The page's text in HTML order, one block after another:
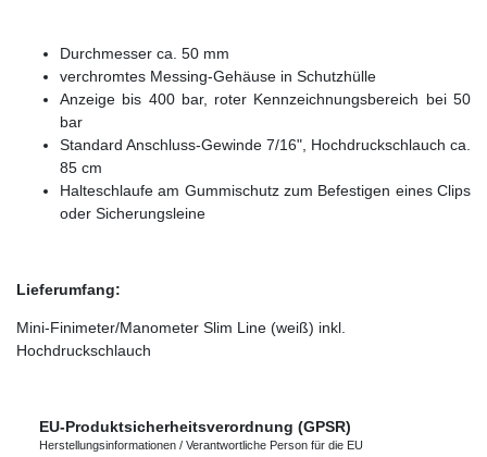
Durchmesser ca. 50 mm
verchromtes Messing-Gehäuse in Schutzhülle
Anzeige bis 400 bar, roter Kennzeichnungsbereich bei 50
bar
Standard Anschluss-Gewinde 7/16", Hochdruckschlauch ca.
85 cm
Halteschlaufe am Gummischutz zum Befestigen eines Clips
oder Sicherungsleine
Lieferumfang:
Mini-Finimeter/Manometer Slim Line (weiß) inkl.
Hochdruckschlauch
EU-Produktsicherheitsverordnung (GPSR)
Herstellungsinformationen / Verantwortliche Person für die EU